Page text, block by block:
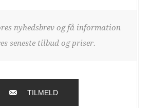
nyhedsbrev og få information
seneste tilbud og priser.
TILMELD